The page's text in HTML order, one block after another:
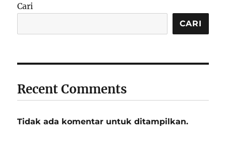
Cari
CARI
Recent Comments
Tidak ada komentar untuk ditampilkan.